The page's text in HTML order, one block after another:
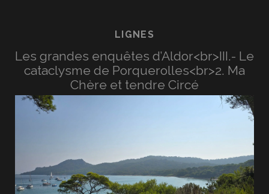
LIGNES
Les grandes enquêtes d’Aldor<br>III.- Le
cataclysme de Porquerolles<br>2. Ma
Chère et tendre Circé